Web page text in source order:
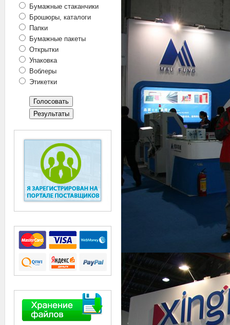
Бумажные стаканчики
Брошюры, каталоги
Папки
Бумажные пакеты
Открытки
Упаковка
Воблеры
Этикетки